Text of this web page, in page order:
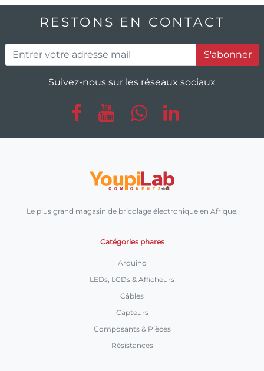
RESTONS EN CONTACT
S'abonner
Suivez-nous sur les réseaux sociaux
Le plus grand magasin de bricolage électronique en Afrique.
Catégories phares
Arduino
LEDs, LCDs & Afficheurs
Câbles
Capteurs
Composants & Pièces
Résistances